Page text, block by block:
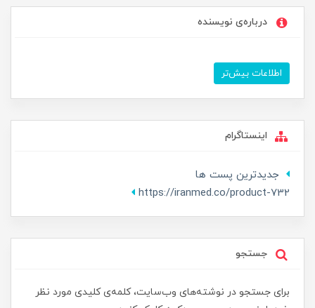
درباره‌ی نویسنده
اطلاعات بیش‌تر
اینستاگرام
جدیدترین پست ها
https://iranmed.co/product-732
جستجو
برای جستجو در نوشته‌های وب‌سایت، کلمه‌ی کلیدی مورد نظر